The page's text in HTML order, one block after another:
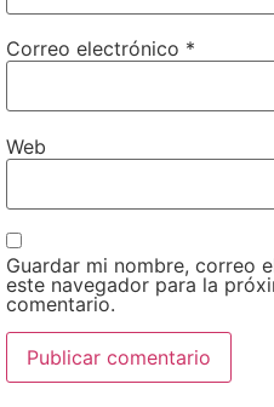
Correo electrónico *
Web
Guardar mi nombre, correo
este navegador para la
comentario.